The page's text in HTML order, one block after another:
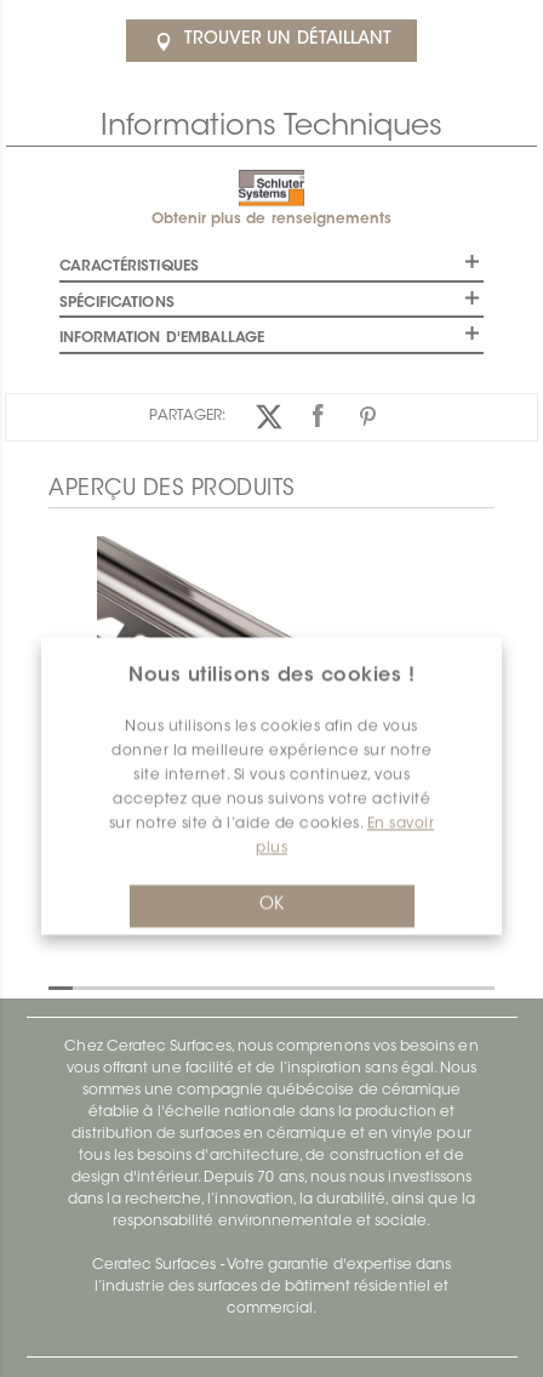
Nous utilisons des cookies !
Nous utilisons les cookies afin de vous
donner la meilleure expérience sur notre
site internet. Si vous continuez, vous
acceptez que nous suivons votre activité
sur notre site à l’aide de cookies. En savoir
plus
OK
TROUVER UN DÉTAILLANT
Informations Techniques
Obtenir plus de renseignements
CARACTÉRISTIQUES
SPÉCIFICATIONS
INFORMATION D'EMBALLAGE
PARTAGER:
APERÇU DES PRODUITS
Dilex-Ahk I135/AHK1S/ATG
Dilex-Ahk AHK1S100ACG
Chez Ceratec Surfaces, nous comprenons vos besoins en
vous offrant une facilité et de l’inspiration sans égal. Nous
sommes une compagnie québécoise de céramique
établie à l'échelle nationale dans la production et
distribution de surfaces en céramique et en vinyle pour
tous les besoins d'architecture, de construction et de
design d'intérieur. Depuis 70 ans, nous nous investissons
dans la recherche, l’innovation, la durabilité, ainsi que la
responsabilité environnementale et sociale.
Ceratec Surfaces - Votre garantie d'expertise dans
l’industrie des surfaces de bâtiment résidentiel et
commercial.